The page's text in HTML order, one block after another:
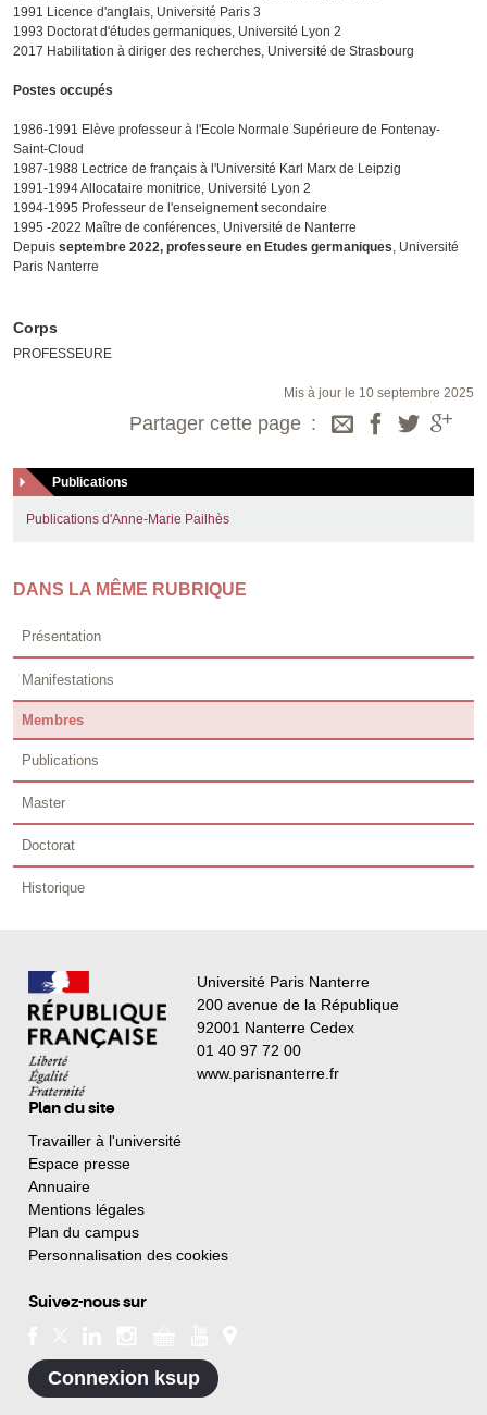
1991 Licence d'anglais, Université Paris 3
1993 Doctorat d'études germaniques, Université Lyon 2
2017 Habilitation à diriger des recherches, Université de Strasbourg
Postes occupés
1986-1991 Elève professeur à l'Ecole Normale Supérieure de Fontenay-
Saint-Cloud
1987-1988 Lectrice de français à l'Université Karl Marx de Leipzig
1991-1994 Allocataire monitrice, Université Lyon 2
1994-1995 Professeur de l'enseignement secondaire
1995 -2022 Maître de conférences, Université de Nanterre
Depuis septembre 2022, professeure en Etudes germaniques, Université
Paris Nanterre
Corps
PROFESSEURE
Mis à jour le 10 septembre 2025
Partager cette page
Publications
Publications d'Anne-Marie Pailhès
DANS LA MÊME RUBRIQUE
Présentation
Manifestations
Membres
Publications
Master
Doctorat
Historique
Université Paris Nanterre
200 avenue de la République
92001 Nanterre Cedex
01 40 97 72 00
www.parisnanterre.fr
Plan du site
Travailler à l'université
Espace presse
Annuaire
Mentions légales
Plan du campus
Personnalisation des cookies
Suivez-nous sur
Connexion ksup